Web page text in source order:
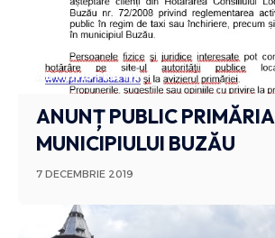
ADMINISTRATIV
ANUNȚ PUBLIC PRIMĂRIA
MUNICIPIULUI BUZĂU
7 DECEMBRIE 2019